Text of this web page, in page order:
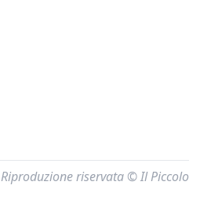
Riproduzione riservata © Il Piccolo